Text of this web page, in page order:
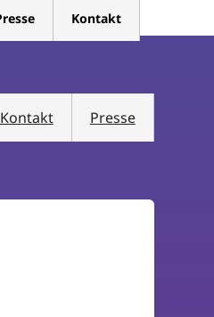
Kontakt
Kontakt Presse